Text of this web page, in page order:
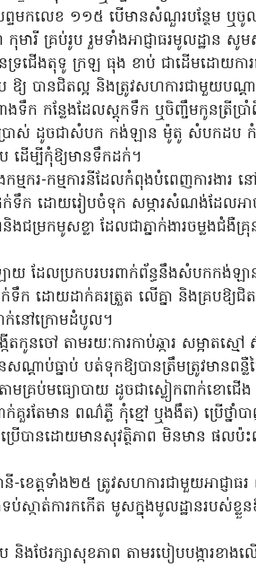
មកលេខ ១១៥ បើមានសំណួរបន្ថែម ឬចូ
មារី គ្រប់រូប រួមទាំងអាជ្ញាធរមូលដ្ឋាន សូ
ជើងតុទូ ក្រឡ ធុង ខាប់ ជាដើមដោយការផ្
យ បានជិតល្អ និងត្រូវសហការជាមួយបណ្ត
ទឹក កន្លែងដែលស្តុកទឹក ឬចិញ្ចឹមកូនត្រីប្
រាស់ ដូចជាសំបក កង់ឡាន ម៉ូតូ សំបកដប
ដើម្បីកុំឱ្យមានទឹកដក់។
មករ-កម្មការនីដែលកំពុងបំពេញការងារ ន
ក ដោយរៀបចំទុក សម្ភារសំណង់ដែលអាច
ជម្រកមូសខ្លា ដែលជាភ្នាក់ងារចម្លងជំ
ឡាយ ដែលប្រកបរបរពាក់ព័ន្ធនឹងសំបកកង់ឡ
ក ដោយដាក់គរត្រួត លើគ្នា និងគ្របឱ្យជិ
ក់នៅក្រោមដំបូល។
កូនចៅ តាមរយៈការកាប់ឆ្ការ សម្អាតស្ម
ណ្តាប់ធ្នាប់ បត់ទុកឱ្យបានត្រឹមត្រូវមានពន្
ាមគ្រប់មធ្យោបាយ ដូចជាស្លៀកពាក់ខោជើ
ក់គួរតែមាន ពណ៌ភ្លឺ កុំខ្មៅ ឬងងឹត) ប្រើ
រើបានដោយមានសុវត្ថិភាព មិនមាន ផលប៉
-ខេត្តទាំង២៥ ត្រូវសហការជាមួយអាជ្ញាធរ
ស្កាត់ការកកើត មូសក្នុងមូលដ្ឋានរបស់ខ្លួ
ងថែរក្សាសុខភាព តាមរបៀបបង្ការខាងល